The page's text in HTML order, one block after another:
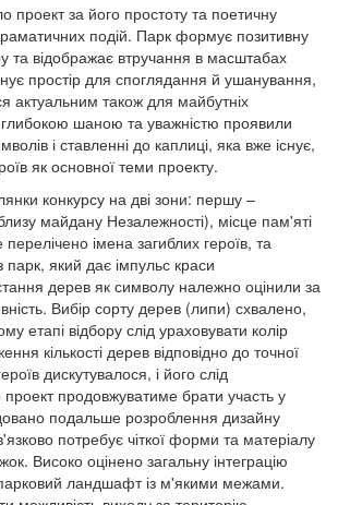
проект за його простоту та поетичну
подій. Парк формує позитивну
та відображає втручання в масштабах
простір для споглядання й ушанування,
актуальним також для майбутніх
глибокою шаною та уважністю проявили
і ставленні до каплиці, яка вже існує,
як основної теми проекту.
конкурсу на дві зони: першу –
майдану Незалежності), місце пам'яті
імена загиблих героїв, та
який дає імпульс краси
дерев як символу належно оцінили за
Вибір сорту дерев (липи) схвалено,
етапі відбору слід ураховувати колір
кількості дерев відповідно до точної
дискутувалося, і його слід
продовжуватиме брати участь у
подальше розроблення дизайну
потребує чіткої форми та матеріалу
Високо оцінено загальну інтеграцію
ландшафт із м'якими межами.